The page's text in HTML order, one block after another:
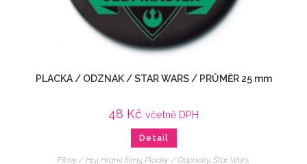
PLACKA / ODZNAK / STAR WARS / PRŮMĚR 25 mm
48 Kč včetně DPH
Detail
Filmy / Hry, Hrané filmy, Placky / Odznaky, Star Wars